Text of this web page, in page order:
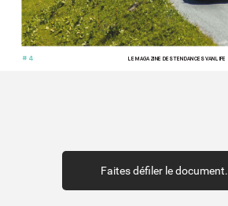
LE MAGAZINE DES TENDANCES VANLIFE
# 4
Faites défiler le document.